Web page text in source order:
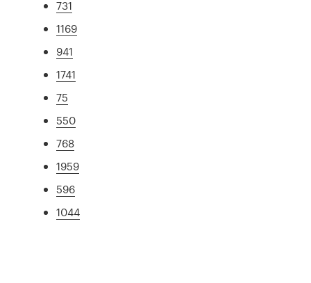
731
1169
941
1741
75
550
768
1959
596
1044